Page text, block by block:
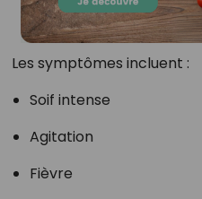
Les symptômes incluent :
Soif intense
Agitation
Fièvre